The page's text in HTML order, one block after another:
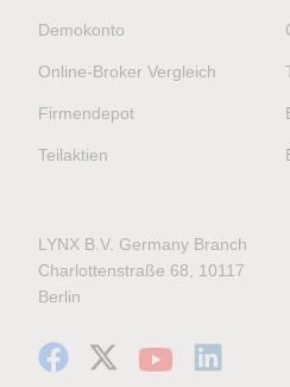
Demokonto
Online-Broker Vergleich
Firmendepot
Teilaktien
LYNX B.V. Germany Branch
Charlottenstraße 68, 10117
Berlin